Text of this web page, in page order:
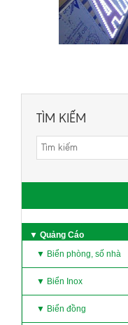
TÌM KIẾM
▼ Quảng Cáo
▼ Biển phòng, số nhà
▼ Biển Inox
▼ Biển đồng